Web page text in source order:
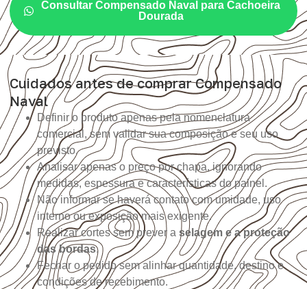
Consultar Compensado Naval para Cachoeira
Dourada
Cuidados antes de comprar Compensado
Naval
Definir o produto apenas pela nomenclatura
comercial, sem validar sua composição e seu uso
previsto.
Analisar apenas o preço por chapa, ignorando
medidas, espessura e características do painel.
Não informar se haverá contato com umidade, uso
interno ou exposição mais exigente.
Realizar cortes sem prever a selagem e a proteção
das bordas.
Fechar o pedido sem alinhar quantidade, destino e
condições de recebimento.